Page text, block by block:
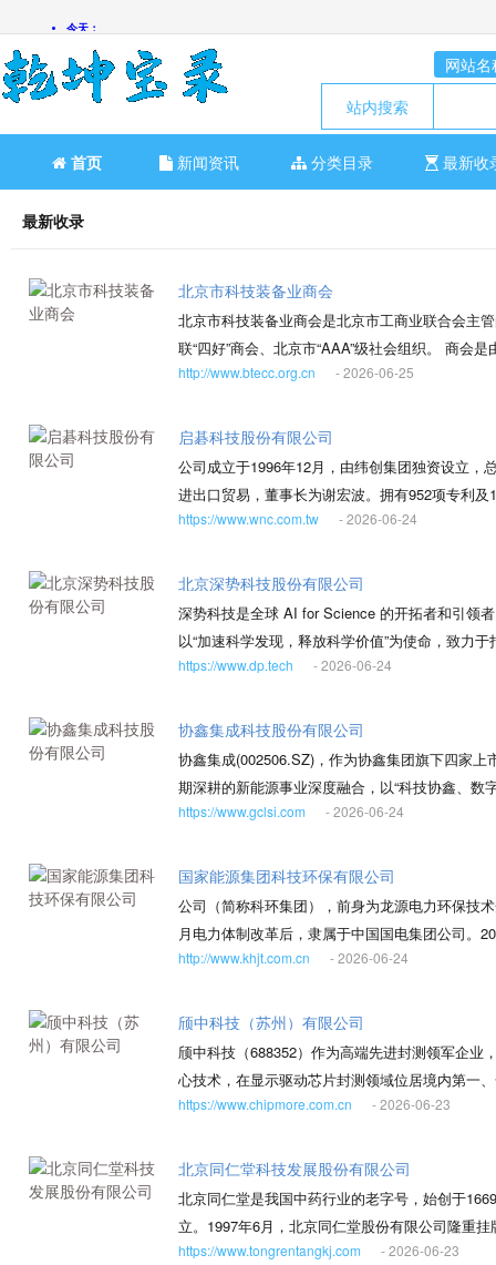
网站名
站内搜索
首页 新闻资讯 分类目录 最新收
最新收录
北京市科技装备业商会
北京市科技装备业商会是北京市工商业联合会主
联“四好”商会、北京市“AAA”级社会组织。 商会
智科技、融颐科技等企业联合发起成立，行业涵
焦国家战略、坚持自主创新、整合前沿科技、助
了“以党建带会建、以党务促业务、以统战强商
细化落实”的商会运行模式，引领会员贯彻执行
和章程，发挥协调和自律作用，及时反映行业诉
http://www.btecc.org.cn - 2026-06-25
启碁科技股份有限公司
公司成立于1996年12月，由纬创集团独资设立，
进出口贸易，董事长为谢宏波。拥有952项专利
工厂启用。1998年通过ISO 9001认证，2003年
https://www.wnc.com.tw - 2026-06-24
北京深势科技股份有限公司
深势科技是全球 AI for Science 的开拓者和引领
以“加速科学发现，释放科学价值”为使命，致力
科学发现智能引擎为基座，深势构建了一系列“
件，玻尔·跃迁实验室，SciMaster 科学智能体及
科学家和研发型组织提供深宽兼顾、灵活组合的
https://www.dp.tech - 2026-06-24
协鑫集成科技股份有限公司
协鑫集成(002506.SZ)，作为协鑫集团旗下四家
期深耕的新能源事业深度融合，以“科技协鑫、数
于成为全球领先的能源系统解决方案提供商，业
积极开拓国际市场，推动长期可持续发展。
集成起步，逐步成长为全球领先的高效组件制造
技术创新与 ESG融合，布局 TOPCon、BC、钙
定“NEXT 预见”战略定力，以高质量、低碳化、
https://www.gclsi.com - 2026-06-24
国家能源集团科技环保有限公司
公司（简称科环集团），前身为龙源电力环保技
月电力体制改革后，隶属于中国国电集团公司。
台龙源为深交所创业板上市公司。中国节能减排
国家工程中心世行项目。1998年12月划转到神华
高科第一大股东。2021年8月，科环集团与节能
团是国家能源投资集团科技环保产业核心企业，
的产业发展方向，培育形成了能源环保、低碳节
检测等，拥有CMA认证资质的实验室。拥有11家
委“双百企业”，国能智深、国能水务、国能节能
http://www.khjt.com.cn - 2026-06-24
颀中科技（苏州）有限公司
颀中科技（688352）作为高端先进封测领军企业
心技术，在显示驱动芯片封测领域位居境内第一
服务。 依托合肥与苏州双基地协同布局，高效服
https://www.chipmore.com.cn - 2026-06-23
北京同仁堂科技发展股份有限公司
北京同仁堂是我国中药行业的老字号，始创于
立。1997年6月，北京同仁堂股份有限公司隆重
产组建北京同仁堂科技发展股份有限公司，同年
https://www.tongrentangkj.com - 2026-06-23